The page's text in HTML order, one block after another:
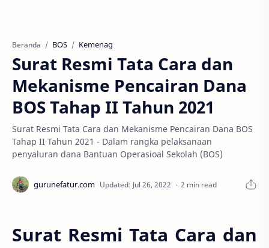
Beranda BOS Kemenag
Surat Resmi Tata Cara dan
Mekanisme Pencairan Dana
BOS Tahap II Tahun 2021
Surat Resmi Tata Cara dan Mekanisme Pencairan Dana BOS
Tahap II Tahun 2021 - Dalam rangka pelaksanaan
penyaluran dana Bantuan Operasioal Sekolah (BOS)
2 min read
Surat Resmi Tata Cara dan